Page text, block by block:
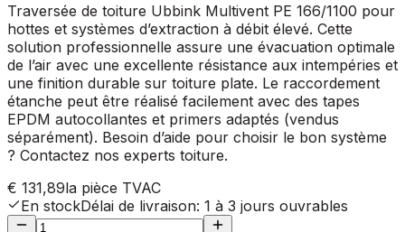
Traversée de toiture Ubbink Multivent PE 166/1100 pour
hottes et systèmes d’extraction à débit élevé. Cette
solution professionnelle assure une évacuation optimale
de l’air avec une excellente résistance aux intempéries et
une finition durable sur toiture plate. Le raccordement
étanche peut être réalisé facilement avec des tapes
EPDM autocollantes et primers adaptés (vendus
séparément). Besoin d’aide pour choisir le bon système
? Contactez nos experts toiture.
€ 131,89la pièce TVAC
En stockDélai de livraison: 1 à 3 jours ouvrables